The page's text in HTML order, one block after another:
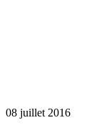
08 juillet 2016